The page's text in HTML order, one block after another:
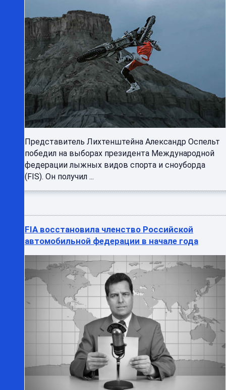
Представитель Лихтенштейна Александр Оспельт
победил на выборах президента Международной
федерации лыжных видов спорта и сноуборда
(FIS). Он получил ...
FIA восстановила членство Российской
автомобильной федерации в начале года